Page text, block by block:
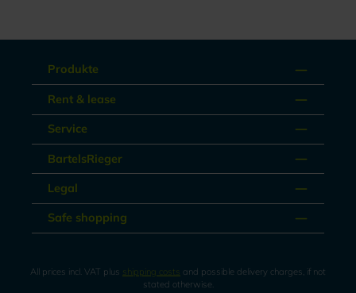
Produkte
Rent & lease
Service
BartelsRieger
Legal
Safe shopping
All prices incl. VAT plus shipping costs and possible delivery charges, if not
stated otherwise.